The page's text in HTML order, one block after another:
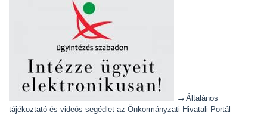
→ Általános
tájékoztató és videós segédlet az Önkormányzati Hivatali Portál